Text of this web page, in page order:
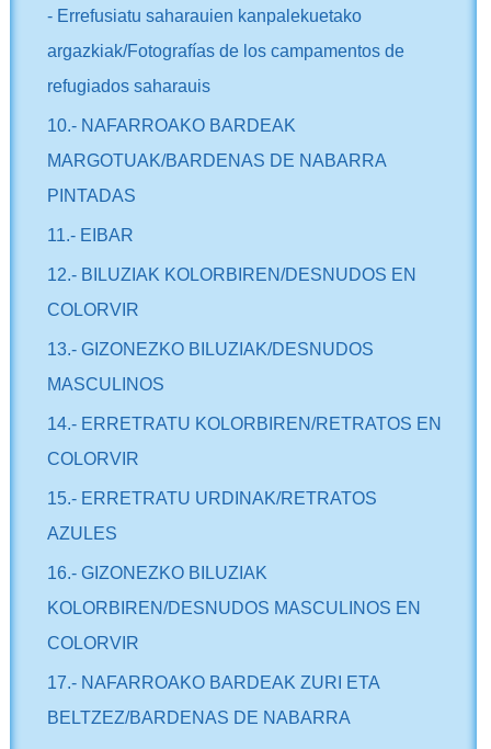
- Errefusiatu saharauien kanpalekuetako
argazkiak/Fotografías de los campamentos de
refugiados saharauis
10.- NAFARROAKO BARDEAK
MARGOTUAK/BARDENAS DE NABARRA
PINTADAS
11.- EIBAR
12.- BILUZIAK KOLORBIREN/DESNUDOS EN
COLORVIR
13.- GIZONEZKO BILUZIAK/DESNUDOS
MASCULINOS
14.- ERRETRATU KOLORBIREN/RETRATOS EN
COLORVIR
15.- ERRETRATU URDINAK/RETRATOS
AZULES
16.- GIZONEZKO BILUZIAK
KOLORBIREN/DESNUDOS MASCULINOS EN
COLORVIR
17.- NAFARROAKO BARDEAK ZURI ETA
BELTZEZ/BARDENAS DE NABARRA